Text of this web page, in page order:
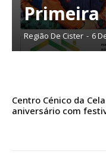
Edição em
Primeira
Região De Cister - 6
Centro Cénico da
aniversário com